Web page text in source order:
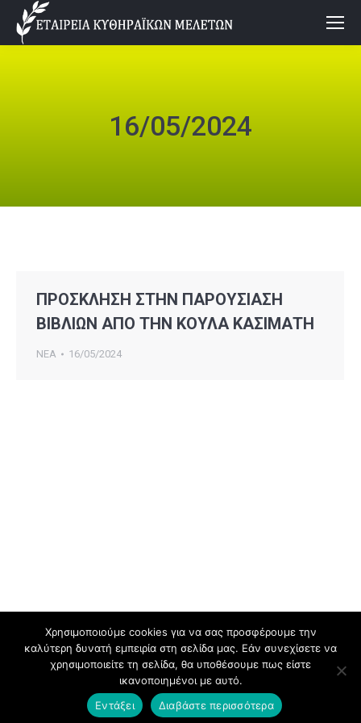
16/05/2024
ΠΡΟΣΚΛΗΣΗ ΣΤΗΝ ΠΑΡΟΥΣΙΑΣΗ
ΒΙΒΛΙΩΝ ΑΠΟ ΤΗΝ ΚΟΥΛΑ ΚΑΣΙΜΑΤΗ
ΝΕΑ 16/05/2024
© 2026 eteriakythiraikonmeleton.gr | Powered byw3specialists.com
Χρησιμοποιούμε cookies για να σας προσφέρουμε την
καλύτερη δυνατή εμπειρία στη σελίδα μας. Εάν συνεχίσετε να
χρησιμοποιείτε τη σελίδα, θα υποθέσουμε πως είστε
ικανοποιημένοι με αυτό.
Εντάξει
Διαβάστε περισσότερα